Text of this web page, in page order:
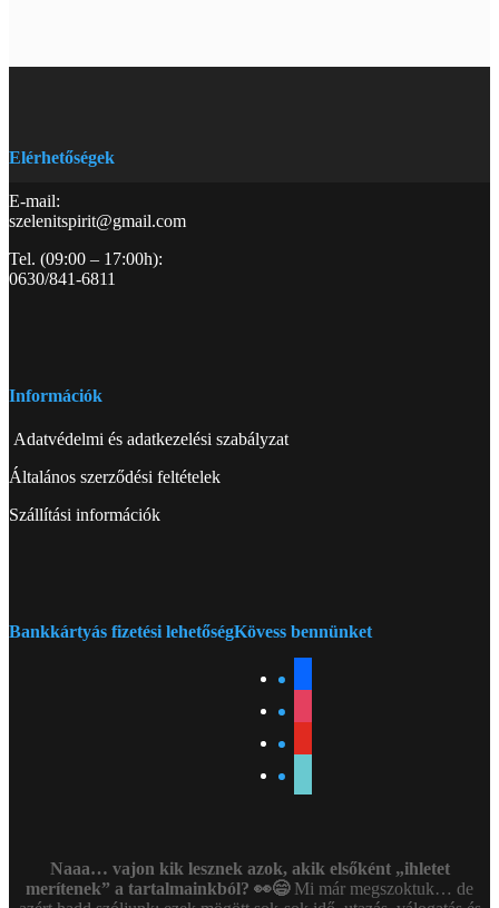
Elérhetőségek
E-mail:
szelenitspirit@gmail.com
Tel. (09:00 – 17:00h):
0630/841-6811
Információk
Adatvédelmi és adatkezelési szabályzat
Általános szerződési feltételek
Szállítási információk
Bankkártyás fizetési lehetőségKövess bennünket
Naaa… vajon kik lesznek azok, akik elsőként „ihletet
merítenek” a tartalmainkból? 👀😄Mi már megszoktuk… de